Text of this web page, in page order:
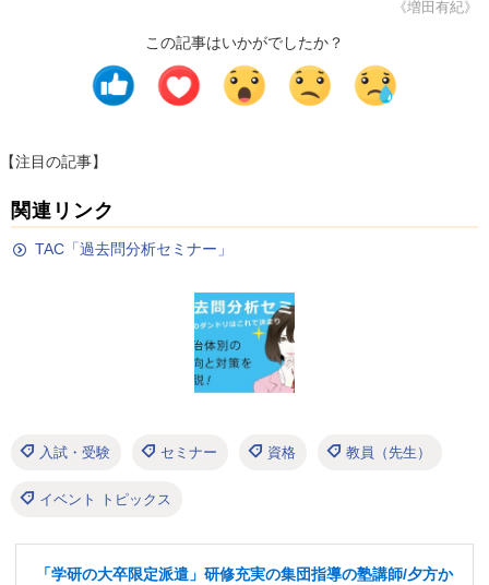
《増田有紀》
この記事はいかがでしたか？
【注目の記事】
関連リンク
TAC「過去問分析セミナー」
入試・受験 セミナー 資格 教員（先生）
イベント トピックス
「学研の大卒限定派遣」研修充実の集団指導の塾講師/夕方か